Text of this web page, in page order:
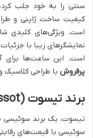
سنتی را به خود جلب
کیفیت ساخت ژاپنی و
است. ویژگی‌های کلیدی
نمایشگرهای زیبا با
است. این ساعت‌ها برای
پرفروش با طراحی
برند تیسوت (Tissot)
تیسوت، یک برند سوئیسی
سوئیسی با قیمت‌های